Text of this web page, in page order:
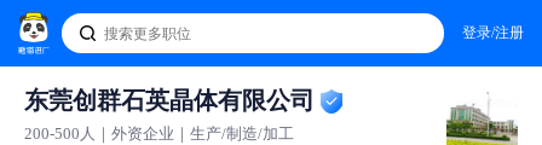
登录/注册
东莞创群石英晶体有限公司
200-500人｜外资企业｜生产/制造/加工